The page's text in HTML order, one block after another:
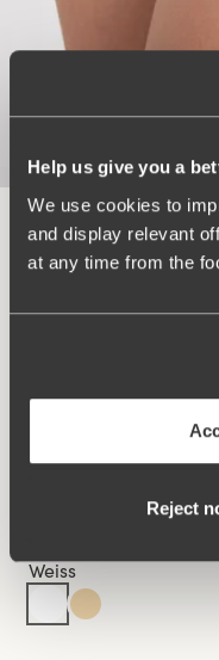
Help us give you a
We use cookies to
and display relevant
at any time from the
Reject
Nova Slip
Bequemer Taillenslip
Qualität, der sowohl
Massageeffekt auf der
Beschwerden bei
Rückenbereich
Abdeckung und
Beinausschnitten.
Weiss